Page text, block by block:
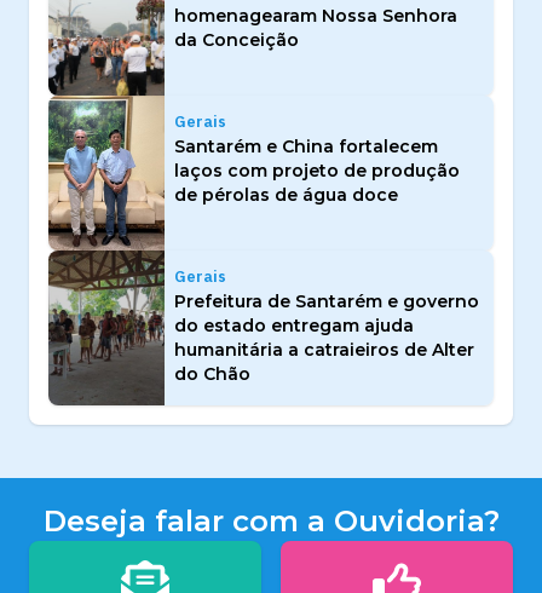
homenagearam Nossa Senhora
da Conceição
Gerais
Santarém e China fortalecem
laços com projeto de produção
de pérolas de água doce
Gerais
Prefeitura de Santarém e governo
do estado entregam ajuda
humanitária a catraieiros de Alter
do Chão
Deseja falar com a Ouvidoria?